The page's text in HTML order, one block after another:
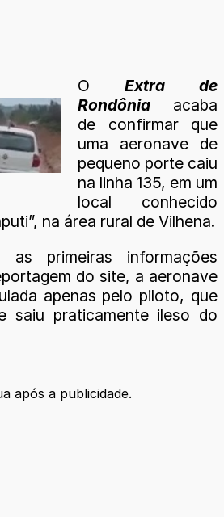
O Extra de
Rondônia acaba
de confirmar que
uma aeronave de
pequeno porte caiu
na linha 135, em um
local conhecido
na área rural de Vilhena.
primeiras informações
do site, a aeronave
apenas pelo piloto, que
saiu praticamente ileso do
após a publicidade.